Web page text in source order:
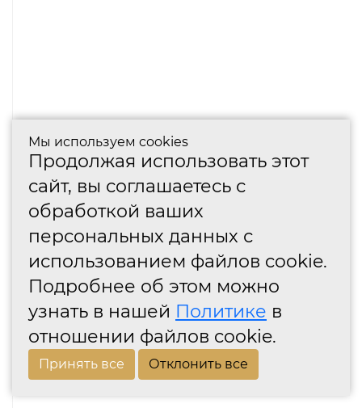
Мы используем cookies
Продолжая использовать этот
сайт, вы соглашаетесь с
обработкой ваших
персональных данных с
использованием файлов cookie.
Подробнее об этом можно
узнать в нашей Политике в
отношении файлов cookie.
Принять все Отклонить все